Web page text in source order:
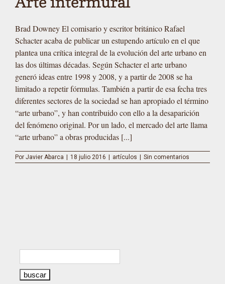
Brad Downey El comisario y escritor británico Rafael
Schacter acaba de publicar un estupendo artículo en el que
plantea una crítica integral de la evolución del arte urbano en
las dos últimas décadas. Según Schacter el arte urbano
generó ideas entre 1998 y 2008, y a partir de 2008 se ha
limitado a repetir fórmulas. También a partir de esa fecha tres
diferentes sectores de la sociedad se han apropiado el término
“arte urbano”, y han contribuido con ello a la desaparición
del fenómeno original. Por un lado, el mercado del arte llama
“arte urbano” a obras producidas [...]
Por Javier Abarca 18 julio 2016 artículos Sin comentarios